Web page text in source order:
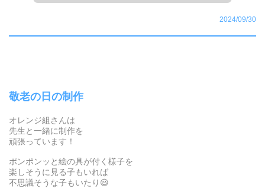
2024/09/30
敬老の日の制作
オレンジ組さんは
先生と一緒に制作を
頑張っています！
ポンポンッと絵の具が付く様子を
楽しそうに見る子もいれば
不思議そうな子もいたり😃